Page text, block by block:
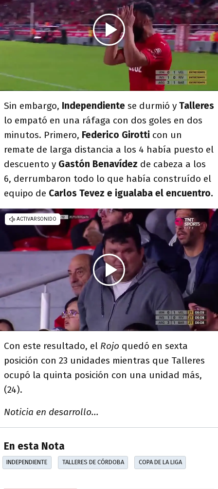
Sin embargo, Independiente se durmió y Talleres
lo empató en una ráfaga con dos goles en dos
minutos. Primero, Federico Girotti con un
remate de larga distancia a los 4 había puesto el
descuento y Gastón Benavídez de cabeza a los
6, derrumbaron todo lo que había construído el
equipo de Carlos Tevez e igualaba el encuentro.
Con este resultado, el Rojo quedó en sexta
posición con 23 unidades mientras que Talleres
ocupó la quinta posición con una unidad más,
(24).
Noticia en desarrollo...
En esta Nota
INDEPENDIENTE TALLERES DE CÓRDOBA COPA DE LA LIGA